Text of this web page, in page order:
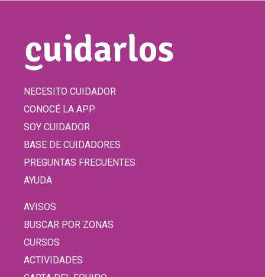
NECESITO CUIDADOR
CONOCÉ LA APP
SOY CUIDADOR
BASE DE CUIDADORES
PREGUNTAS FRECUENTES
AYUDA
AVISOS
BUSCAR POR ZONAS
CURSOS
ACTIVIDADES